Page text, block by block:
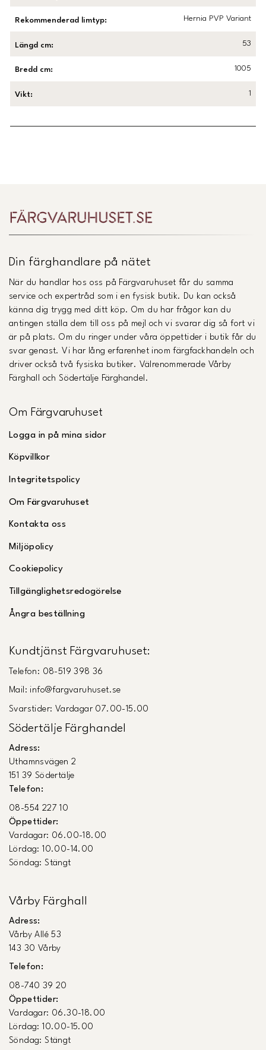
Rekommenderad limtyp: Hernia PVP Variant
Längd cm: 53
Bredd cm: 1005
Vikt: 1
Din färghandlare på nätet
När du handlar hos oss på Färgvaruhuset får du samma
service och expertråd som i en fysisk butik. Du kan också
känna dig trygg med ditt köp. Om du har frågor kan du
antingen ställa dem till oss på mejl och vi svarar dig så fort vi
är på plats. Om du ringer under våra öppettider i butik får du
svar genast. Vi har lång erfarenhet inom färgfackhandeln och
driver också två fysiska butiker. Välrenommerade Vårby
Färghall och Södertälje Färghandel.
Om Färgvaruhuset
Logga in på mina sidor
Köpvillkor
Integritetspolicy
Om Färgvaruhuset
Kontakta oss
Miljöpolicy
Cookiepolicy
Tillgänglighetsredogörelse
Ångra beställning
Kundtjänst Färgvaruhuset:
Telefon: 08-519 398 36
Mail: info@fargvaruhuset.se
Svarstider: Vardagar 07.00-15.00
Södertälje Färghandel
Adress:
Uthamnsvägen 2
151 39 Södertälje
Telefon:
08-554 227 10
Öppettider:
Vardagar: 06.00-18.00
Lördag: 10.00-14.00
Söndag: Stängt
Vårby Färghall
Adress:
Vårby Allé 53
143 30 Vårby
Telefon:
08-740 39 20
Öppettider:
Vardagar: 06.30-18.00
Lördag: 10.00-15.00
Söndag: Stängt